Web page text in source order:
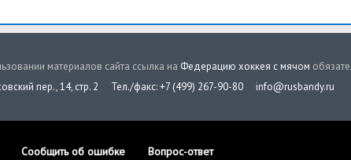
материалов сайта ссылка на Федерацию хоккея с мячом
пер., 14, стр. 2
Тел./факс: +7 (499) 267-90-80 info@rusbandy.ru
Сообщить об ошибке Вопрос-ответ